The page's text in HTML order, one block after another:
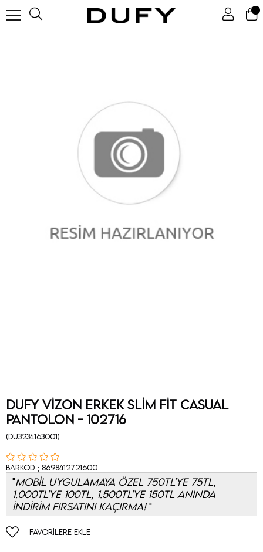
Dufy Vizon Erkek Slim Fit Casual
Pantolon - 102716
(DU3234163001)
Barkod : 8698412721600
MOBİL UYGULAMAYA ÖZEL 750TL'YE 75TL,
1.000TL'YE 100TL, 1.500TL'YE 150TL ANINDA
İNDİRİM FIRSATINI KAÇIRMA!
FAVORILERE EKLE